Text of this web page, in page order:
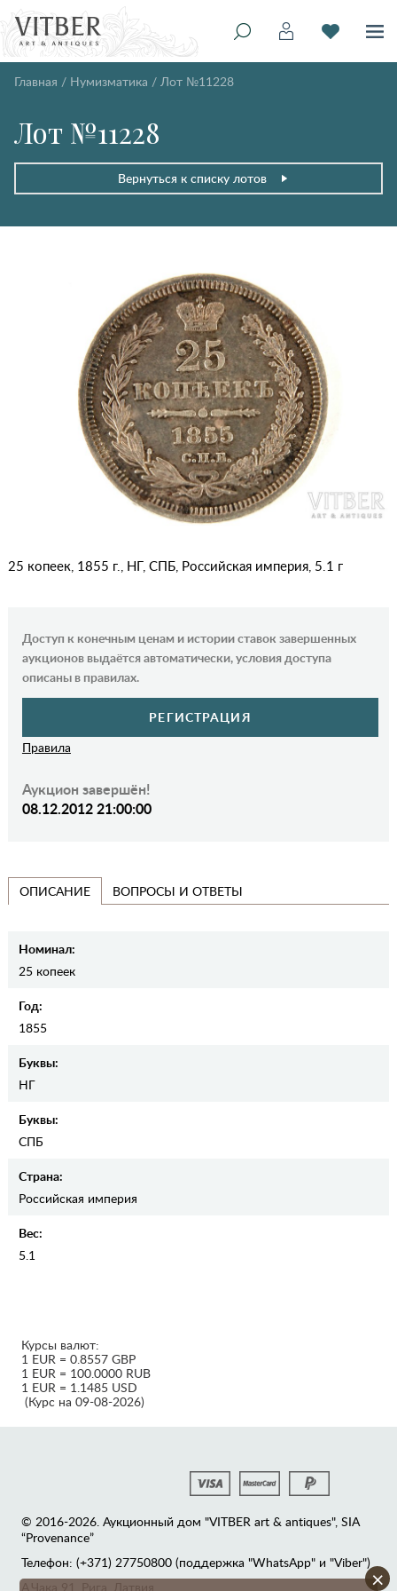
Главная / Нумизматика / Лот №11228
Лот №11228
Вернуться к списку лотов
25 копеек, 1855 г., НГ, СПБ, Российская империя, 5.1 г
Доступ к конечным ценам и истории ставок завершенных
аукционов выдаётся автоматически, условия доступа
описаны в правилах.
РЕГИСТРАЦИЯ
Правила
Аукцион завершён!
08.12.2012 21:00:00
ОПИСАНИЕ ВОПРОСЫ И ОТВЕТЫ
Номинал:
25 копеек
Год:
1855
Буквы:
НГ
Буквы:
СПБ
Страна:
Российская империя
Вес:
5.1
×
Курсы валют:
1 EUR = 0.8557 GBP
1 EUR = 100.0000 RUB
1 EUR = 1.1485 USD
(Курс на 09-08-2026)
© 2016-2026. Аукционный дом "VITBER art & antiques", SIA
“Provenance”
Телефон: (+371) 27750800 (поддержка "WhatsApp" и "Viber")